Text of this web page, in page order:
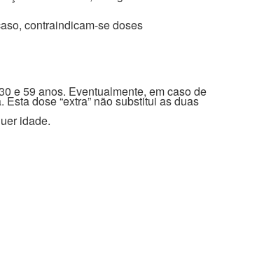
contraindicam-se doses
e 59 anos. Eventualmente, em caso de
dose “extra” não substitui as duas
idade.